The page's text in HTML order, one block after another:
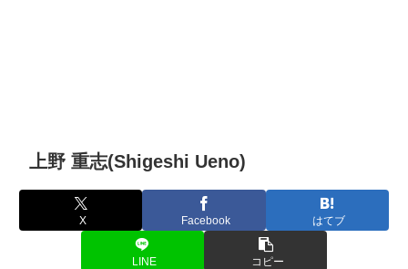
上野 重志(Shigeshi Ueno)
X Facebook はてブ
LINE コピー